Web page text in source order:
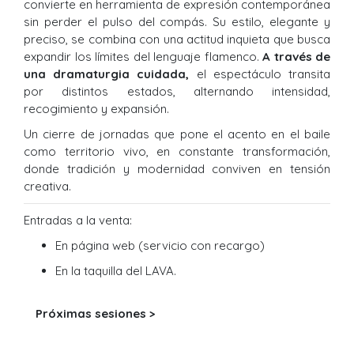
convierte en herramienta de expresión contemporánea
sin perder el pulso del compás. Su estilo, elegante y
preciso, se combina con una actitud inquieta que busca
expandir los límites del lenguaje flamenco. A través de
una dramaturgia cuidada, el espectáculo transita
por distintos estados, alternando intensidad,
recogimiento y expansión.
Un cierre de jornadas que pone el acento en el baile
como territorio vivo, en constante transformación,
donde tradición y modernidad conviven en tensión
creativa.
Entradas a la venta:
En página web (servicio con recargo)
En la taquilla del LAVA.
Próximas sesiones >